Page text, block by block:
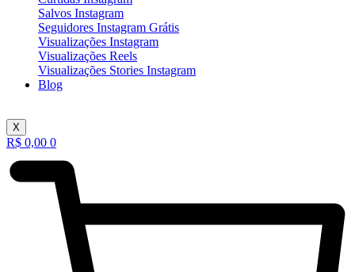
Salvos Instagram
Seguidores Instagram Grátis
Visualizações Instagram
Visualizações Reels
Visualizações Stories Instagram
Blog
X
R$ 0,00 0